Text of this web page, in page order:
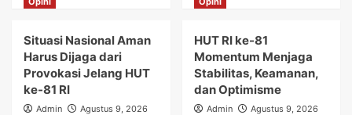
Situasi Nasional Aman
Harus Dijaga dari
Provokasi Jelang HUT
ke-81 RI
Admin
Agustus 9, 2026
HUT RI ke-81
Momentum Menjaga
Stabilitas, Keamanan,
dan Optimisme
Admin
Agustus 9, 2026